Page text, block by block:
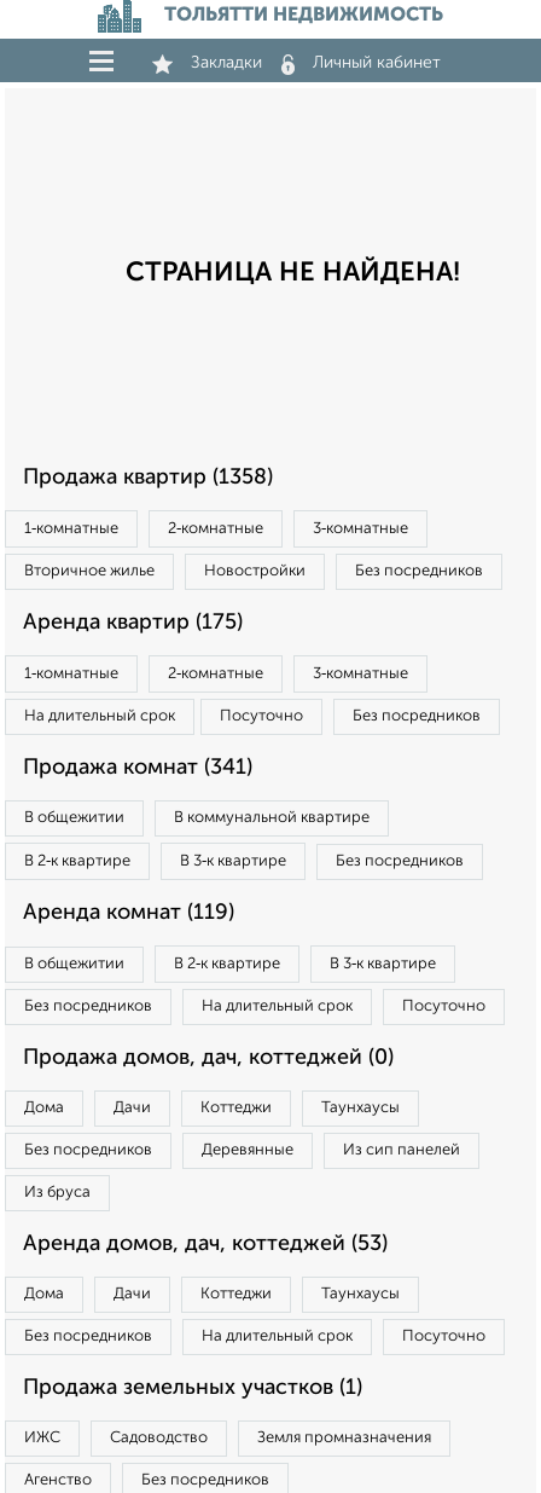
ТОЛЬЯТТИ НЕДВИЖИМОСТЬ
Закладки Личный кабинет
СТРАНИЦА НЕ НАЙДЕНА!
Продажа квартир (1358)
1‑комнатные 2‑комнатные 3‑комнатные
Вторичное жилье Новостройки Без посредников
Аренда квартир (175)
1‑комнатные 2‑комнатные 3‑комнатные
На длительный срок Посуточно Без посредников
Продажа комнат (341)
В общежитии В коммунальной квартире
В 2‑к квартире В 3‑к квартире Без посредников
Аренда комнат (119)
В общежитии В 2‑к квартире В 3‑к квартире
Без посредников На длительный срок Посуточно
Продажа домов, дач, коттеджей (0)
Дома Дачи Коттеджи Таунхаусы
Без посредников Деревянные Из сип панелей
Из бруса
Аренда домов, дач, коттеджей (53)
Дома Дачи Коттеджи Таунхаусы
Без посредников На длительный срок Посуточно
Продажа земельных участков (1)
ИЖС Садоводство Земля промназначения
Агенство Без посредников